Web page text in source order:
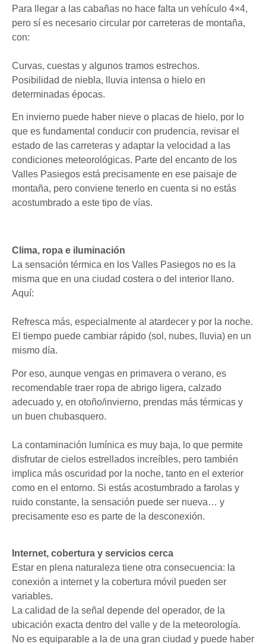
Para llegar a las cabañas no hace falta un vehículo 4×4,
pero sí es necesario circular por carreteras de montaña,
con:
Curvas, cuestas y algunos tramos estrechos.
Posibilidad de niebla, lluvia intensa o hielo en
determinadas épocas.
En invierno puede haber nieve o placas de hielo, por lo
que es fundamental conducir con prudencia, revisar el
estado de las carreteras y adaptar la velocidad a las
condiciones meteorológicas. Parte del encanto de los
Valles Pasiegos está precisamente en ese paisaje de
montaña, pero conviene tenerlo en cuenta si no estás
acostumbrado a este tipo de vías.
Clima, ropa e iluminación
La sensación térmica en los Valles Pasiegos no es la
misma que en una ciudad costera o del interior llano.
Aquí:
Refresca más, especialmente al atardecer y por la noche.
El tiempo puede cambiar rápido (sol, nubes, lluvia) en un
mismo día.
Por eso, aunque vengas en primavera o verano, es
recomendable traer ropa de abrigo ligera, calzado
adecuado y, en otoño/invierno, prendas más térmicas y
un buen chubasquero.
La contaminación lumínica es muy baja, lo que permite
disfrutar de cielos estrellados increíbles, pero también
implica más oscuridad por la noche, tanto en el exterior
como en el entorno. Si estás acostumbrado a farolas y
ruido constante, la sensación puede ser nueva… y
precisamente eso es parte de la desconexión.
Internet, cobertura y servicios cerca
Estar en plena naturaleza tiene otra consecuencia: la
conexión a internet y la cobertura móvil pueden ser
variables.
​La calidad de la señal depende del operador, de la
ubicación exacta dentro del valle y de la meteorología.
No es equiparable a la de una gran ciudad y puede haber